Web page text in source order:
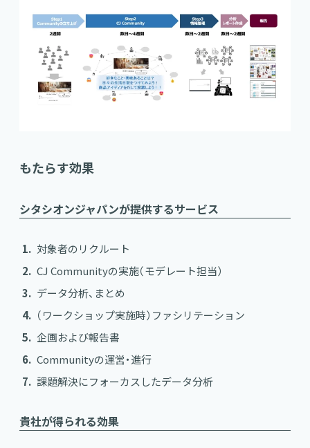
もたらす効果
シタシオンジャパンが提供するサービス
対象者のリクルート
CJ Communityの実施（モデレート担当）
データ分析、まとめ
（ワークショップ実施時）ファシリテーション
企画および報告書
Communityの運営・進行
課題解決にフォーカスしたデータ分析
貴社が得られる効果